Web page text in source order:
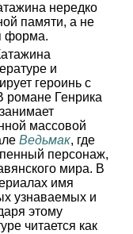
нередко
памяти, а не
форма.
и
героинь с
романе Генрика
массовой
Ведьмак, где
персонаж,
мира. В
имя
узнаваемых и
этому
читается как